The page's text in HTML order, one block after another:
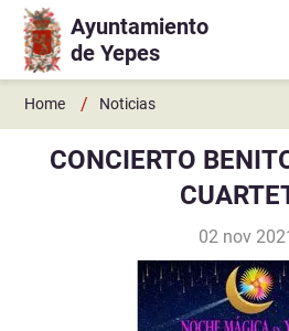
Ir a contenido principal
Ayuntamiento
de Yepes
Home / Noticias
CONCIERTO
02 nov